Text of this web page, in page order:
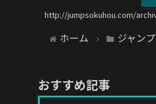
http://jumpsokuhou.com/
ホーム ジャンプ
おすすめ記事